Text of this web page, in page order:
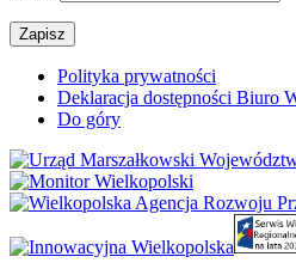
Polityka prywatności
Deklaracja dostępności Biuro
Do góry